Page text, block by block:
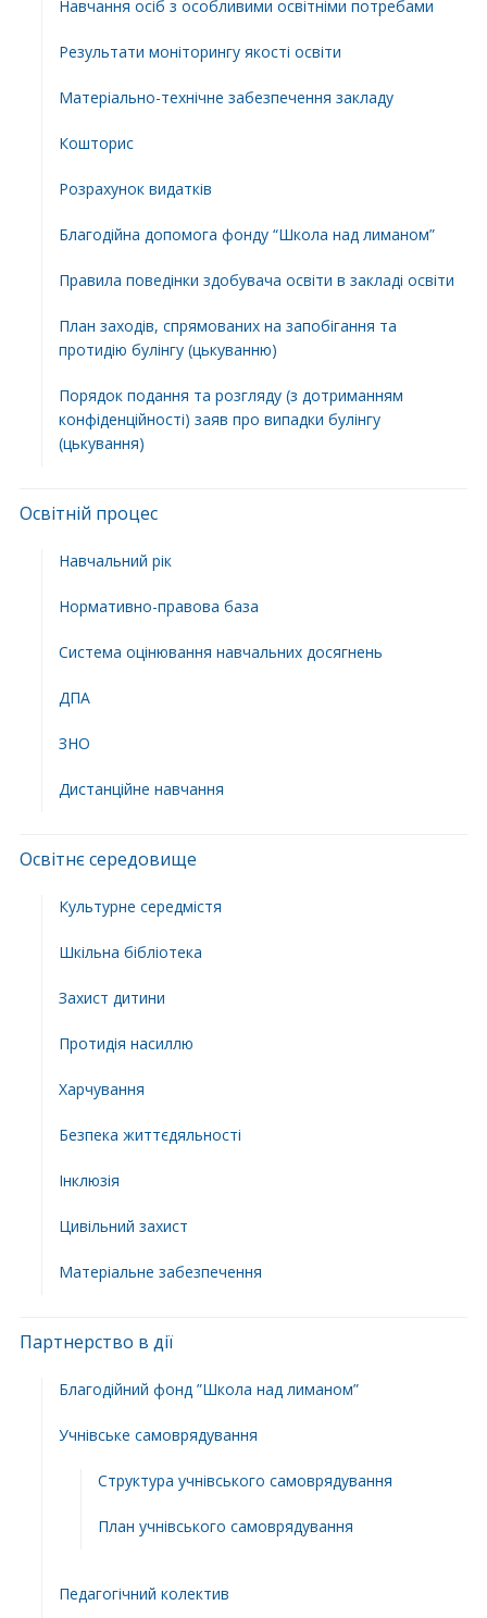
Навчання осіб з особливими освітніми потребами
Результати моніторингу якості освіти
Матеріально-технічне забезпечення закладу
Кошторис
Розрахунок видатків
Благодійна допомога фонду “Школа над лиманом”
Правила поведінки здобувача освіти в закладі освіти
План заходів, спрямованих на запобігання та
протидію булінгу (цькуванню)
Порядок подання та розгляду (з дотриманням
конфіденційності) заяв про випадки булінгу
(цькування)
Освітній процес
Навчальний рік
Нормативно-правова база
Система оцінювання навчальних досягнень
ДПА
ЗНО
Дистанційне навчання
Освітнє середовище
Культурне середмістя
Шкільна бібліотека
Захист дитини
Протидія насиллю
Харчування
Безпека життєдяльності
Інклюзія
Цивільний захист
Матеріальне забезпечення
Партнерство в дії
Благодійний фонд ”Школа над лиманом”
Учнівське самоврядування
Структура учнiвського самоврядування
План учнiвського самоврядування
Педагогічний колектив